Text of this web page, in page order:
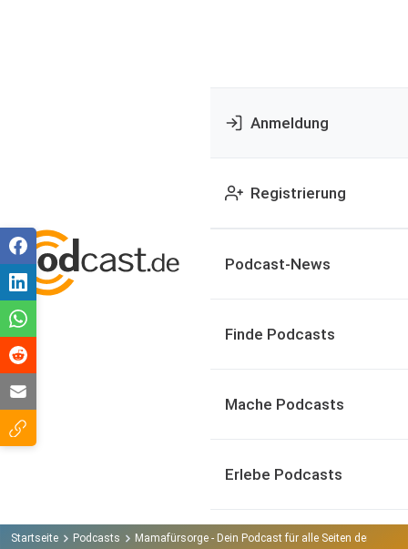
Anmeldung
Registrierung
Podcast-News
Finde Podcasts
Mache Podcasts
Erlebe Podcasts
Startseite Podcasts Mamafürsorge - Dein Podcast für alle Seiten der